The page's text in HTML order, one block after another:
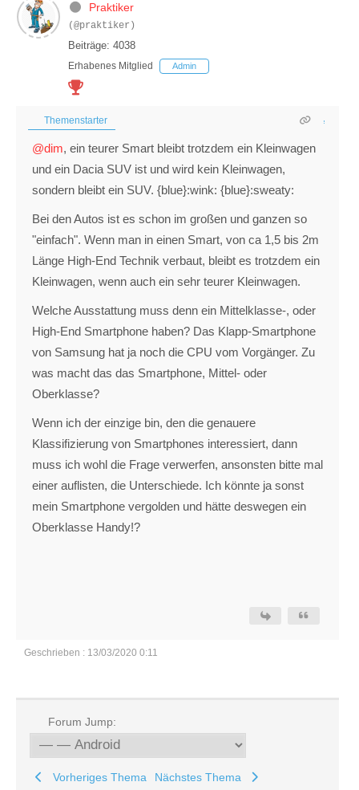
Praktiker
(@praktiker)
Beiträge: 4038
Erhabenes Mitglied Admin
Themenstarter
@dim, ein teurer Smart bleibt trotzdem ein Kleinwagen
und ein Dacia SUV ist und wird kein Kleinwagen,
sondern bleibt ein SUV. {blue}:wink: {blue}:sweaty:
Bei den Autos ist es schon im großen und ganzen so
"einfach". Wenn man in einen Smart, von ca 1,5 bis 2m
Länge High-End Technik verbaut, bleibt es trotzdem ein
Kleinwagen, wenn auch ein sehr teurer Kleinwagen.
Welche Ausstattung muss denn ein Mittelklasse-, oder
High-End Smartphone haben? Das Klapp-Smartphone
von Samsung hat ja noch die CPU vom Vorgänger. Zu
was macht das das Smartphone, Mittel- oder
Oberklasse?
Wenn ich der einzige bin, den die genauere
Klassifizierung von Smartphones interessiert, dann
muss ich wohl die Frage verwerfen, ansonsten bitte mal
einer auflisten, die Unterschiede. Ich könnte ja sonst
mein Smartphone vergolden und hätte deswegen ein
Oberklasse Handy!?
Geschrieben : 13/03/2020 0:11
Forum Jump:
Vorheriges Thema Nächstes Thema